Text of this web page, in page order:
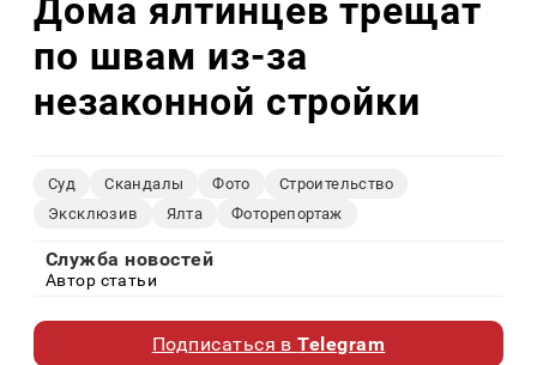
Дома ялтинцев трещат
по швам из-за
незаконной стройки
Суд Скандалы Фото
Строительство
Эксклюзив
Ялта Фоторепортаж
Служба новостей
Автор статьи
Подписаться вTelegram